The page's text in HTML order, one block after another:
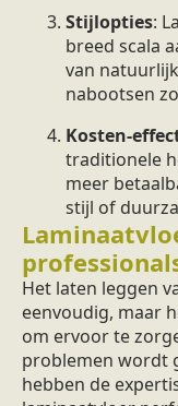
Stijlopties:
breed scala
van
nabootsen
Kosten-
traditionele
meer
stijl of
Het laten leggen
eenvoudig, maar
om ervoor te
problemen wordt
hebben de